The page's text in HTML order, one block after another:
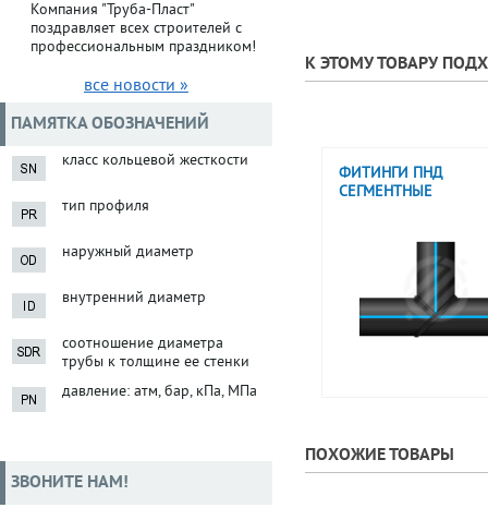
К ЭТОМУ ТОВАРУ
ФИТИНГИ ПНД
СЕГМЕНТНЫЕ
ПОХОЖИЕ ТОВАРЫ
Компания "Труба-Пласт"
поздравляет всех строителей с
профессиональным праздником!
все новости »
ПАМЯТКА ОБОЗНАЧЕНИЙ
класс кольцевой жесткости
тип профиля
наружный диаметр
внутренний диаметр
соотношение диаметра
трубы к толщине ее стенки
давление: атм, бар, кПа, МПа
ЗВОНИТЕ НАМ!